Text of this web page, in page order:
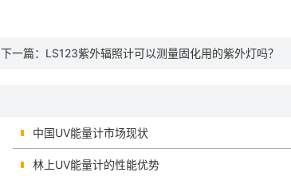
下一篇： LS123紫外辐照计可以测量固化用的紫外灯吗？
中国UV能量计市场现状
林上UV能量计的性能优势